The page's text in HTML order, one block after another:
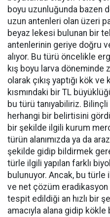
boyu uzunluğunda bazen
uzun antenleri olan üzeri
beyaz lekesi bulunan bir
antenlerinin geriye doğru
alıyor. Bu türü öncelikle
kış boyu larva döneminde
olarak çıkış yaptığı kök
kısmındaki bir TL
bu türü tanıyabiliriz.
herhangi bir belirtisini
bir şekilde ilgili kurum
türün alanımızda ya da
şekilde gidip bildirmek
türle ilgili yapılan farklı
bulunuyor. Ancak, bu türle
ve net çözüm eradikasyon
tespit edildiği an hızlı bir
amacıyla alana gidip kökle